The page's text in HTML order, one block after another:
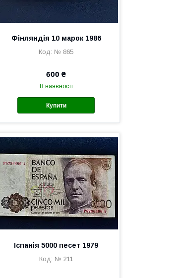
Фінляндія 10 марок 1986
№ 865
600 ₴
В наявності
Купити
Іспанія 5000 песет 1979
№ 211